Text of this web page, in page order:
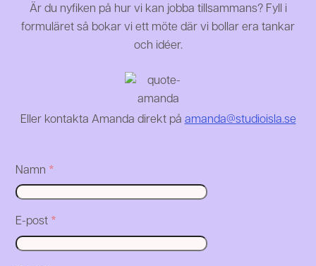
Är du nyfiken på hur vi kan jobba tillsammans? Fyll i
formuläret så bokar vi ett möte där vi bollar era tankar
och idéer.
Eller kontakta Amanda direkt på amanda@studioisla.se
Namn *
E-post *